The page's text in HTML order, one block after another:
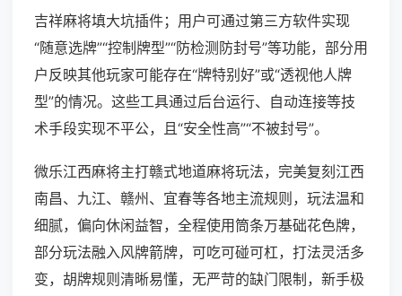
吉祥麻将填大坑插件；用户可通过第三方软件实现
“随意选牌”“控制牌型”“防检测防封号”等功能，部分用
户反映其他玩家可能存在“牌特别好”或“透视他人牌
型”的情况。这些工具通过后台运行、自动连接等技
术手段实现不平公，且“安全性高”“不被封号”。
微乐江西麻将主打赣式地道麻将玩法，完美复刻江西
南昌、九江、赣州、宜春等各地主流规则，玩法温和
细腻，偏向休闲益智，全程使用筒条万基础花色牌，
部分玩法融入风牌箭牌，可吃可碰可杠，打法灵活多
变，胡牌规则清晰易懂，无严苛的缺门限制，新手极